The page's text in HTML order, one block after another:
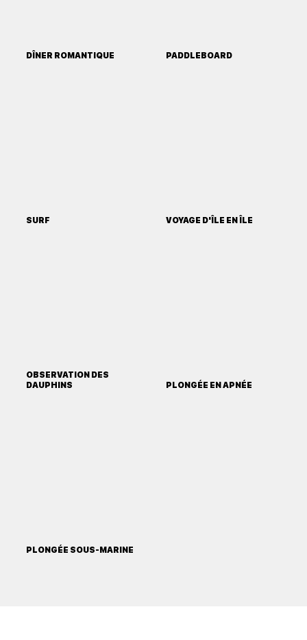
DÎNER ROMANTIQUE PADDLEBOARD
SURF VOYAGE D'ÎLE EN ÎLE
OBSERVATION DES
DAUPHINS
PLONGÉE EN APNÉE
PLONGÉE SOUS-MARINE